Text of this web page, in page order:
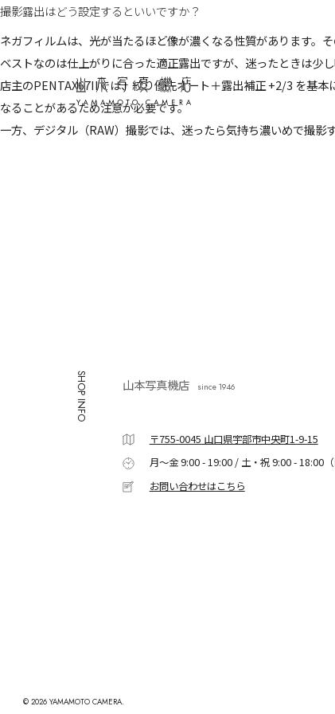
撮影露出はどう設定するといいですか？
ネガフィルムは、光が当たるほど像が濃くなる性質があります。
ベストなのは仕上がりに合った適正露出ですが、迷ったときは少
店主のPENTAX67IIでは、絞り優先オート＋露出補正 +2/3 を基
なることがあるため注意が必要です。
一方、デジタル（RAW）撮影では、迷ったら気持ち濃いめで撮影
SHOP INFO 山本写真機店 since 1946
〒755-0045 山口県宇部市中央町1-9-15
月〜金 9:00 - 19:00 / 土・祝 9:00 - 18:00（
お問い合わせはこちら
©︎ 2026 YAMAMOTO CAMERA.